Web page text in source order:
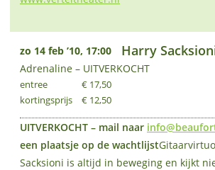
zo 14 feb ’10, 17:00 Harry
Adrenaline – UITVERKOCHT
entree
kortingsprijs
€ 17,50
€ 12,50
UITVERKOCHT – mail naar
een plaatsje op de wachtlijst
Sacksioni is altijd in beweging en kijkt